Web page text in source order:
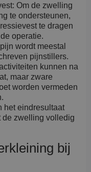
Om de zwelling
te ondersteunen,
te dragen
operatie.
wordt meestal
pijnstillers.
kunnen na
maar zware
worden vermeden
het eindresultaat
de zwelling volledig
bij